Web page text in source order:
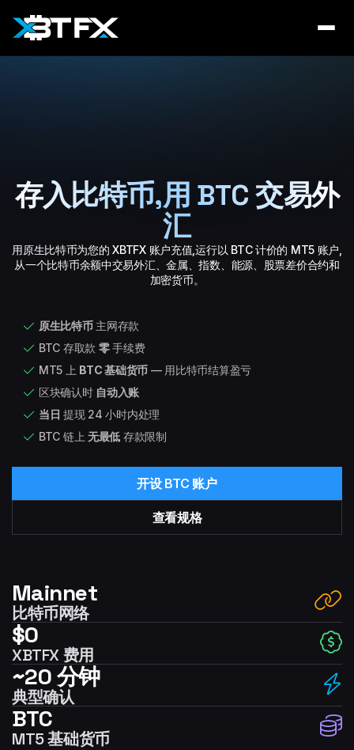
存入比特币,用 BTC 交易外
汇
用原生比特币为您的 XBTFX 账户充值,运行以 BTC 计价的 MT5 账户,
从一个比特币余额中交易外汇、金属、指数、能源、股票差价合约和
加密货币。
原生比特币主网存款
BTC 存取款 零手续费
MT5 上 BTC 基础货币 — 用比特币结算盈亏
区块确认时 自动入账
当日 提现 24 小时内处理
BTC 链上无最低 存款限制
开设 BTC 账户
查看规格
Mainnet
比特币网络
$0
XBTFX 费用
~20 分钟
典型确认
BTC
MT5 基础货币